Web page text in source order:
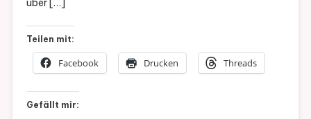
über […]
Teilen mit:
Facebook Drucken Threads
Gefällt mir: